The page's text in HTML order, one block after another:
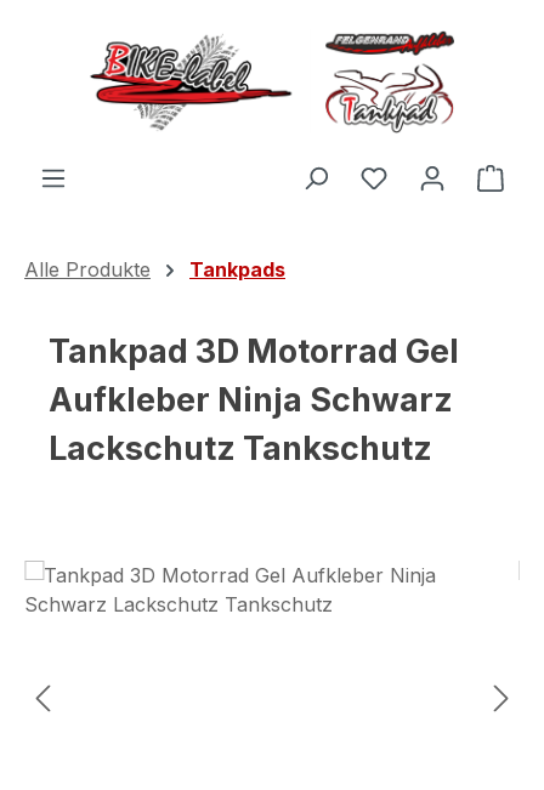
Zum Hauptinhalt springen
Du hast 0
Alle Produkte Tankpads
Tankpad 3D Motorrad Gel
Aufkleber Ninja Schwarz
Lackschutz Tankschutz
Bildergalerie überspringen